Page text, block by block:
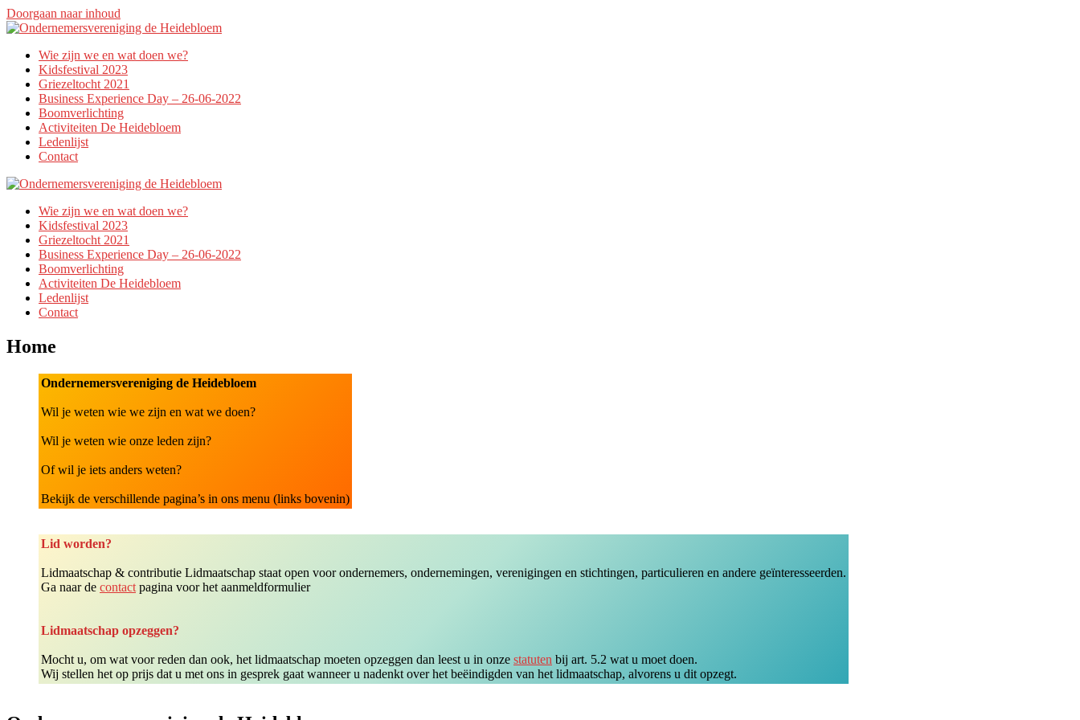
Doorgaan naar inhoud
Wie zijn we en wat doen we?
Kidsfestival 2023
Griezeltocht 2021
Business Experience Day – 26-06-2022
Boomverlichting
Activiteiten De Heidebloem
Ledenlijst
Contact
Wie zijn we en wat doen we?
Kidsfestival 2023
Griezeltocht 2021
Business Experience Day – 26-06-2022
Boomverlichting
Activiteiten De Heidebloem
Ledenlijst
Contact
Home
Ondernemersvereniging de Heidebloem
Wil je weten wie we zijn en wat we doen?
Wil je weten wie onze leden zijn?
Of wil je iets anders weten?
Bekijk de verschillende pagina’s in ons menu (links bovenin)
Lid worden?
Lidmaatschap & contributie Lidmaatschap staat open voor ondernemers, ondernemingen, verenigingen en stichtingen, particulieren en andere geïnteresseerden.
Ga naar de contact pagina voor het aanmeldformulier
Lidmaatschap opzeggen?
Mocht u, om wat voor reden dan ook, het lidmaatschap moeten opzeggen dan leest u in onze statuten bij art. 5.2 wat u moet doen.
Wij stellen het op prijs dat u met ons in gesprek gaat wanneer u nadenkt over het beëindigden van het lidmaatschap, alvorens u dit opzegt.